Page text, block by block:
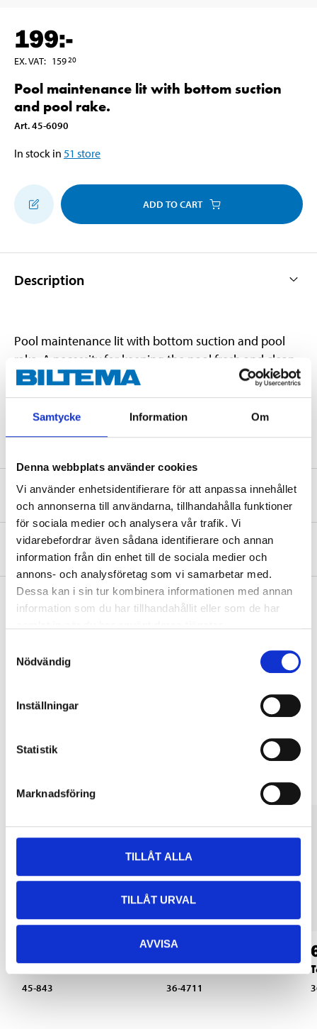
Samtycke Information Om
Denna webbplats använder cookies
Vi använder enhetsidentifierare för att anpassa innehållet
och annonserna till användarna, tillhandahålla funktioner
för sociala medier och analysera vår trafik. Vi
vidarebefordrar även sådana identifierare och annan
information från din enhet till de sociala medier och
annons- och analysföretag som vi samarbetar med.
Dessa kan i sin tur kombinera informationen med annan
information som du har tillhandahållit eller som de har
Nödvändig
Inställningar
Statistik
Marknadsföring
TILLÅT ALLA
TILLÅT URVAL
AVVISA
199:-
EX. VAT: 15920
Pool maintenance lit with bottom suction
and pool rake.
Art.45-6090
In stock in 51 store
ADD TO CART
Description
Pool maintenance lit with bottom suction and pool
rake. A necessity for keeping the pool fresh and clean.
The bottom suction works on water pressure from a
regular garden hose. No electricity necessary.
Safety instructions and other information
About the manufacturer
Pay & Collect in your local store within 2 hours! For more information
Other customers also bought
45-843
199
36-4711